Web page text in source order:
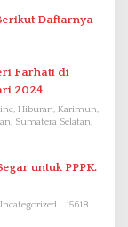
Daftarnya
Farhati di
2024
Hiburan, Karimun,
Sumatera Selatan,
untuk PPPK.
15618